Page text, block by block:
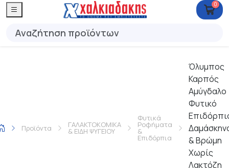
0
Προϊόντα ΓΑΛΑΚΤΟΚΟΜΙΚΑ
& ΕΙΔΗ ΨΥΓΕΙΟΥ
Φυτικά
Ροφήματα
&
Επιδόρπια
Όλυμπος
Καρπός
Αμύγδαλο
Φυτικό
& Βρώμη
Χωρίς
Λακτόζη